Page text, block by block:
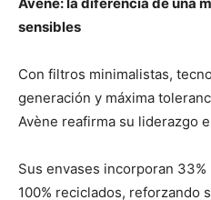
sensibles
Con filtros minimalistas,
generación y máxima
Avène reafirma su liderazgo
Sus envases incorporan
100% reciclados, reforzando